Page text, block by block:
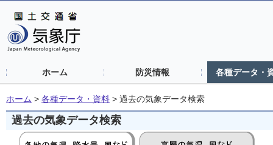
ホーム 防災情報 各種データ・
ホーム > 各種データ・資料 > 過去の気象データ検索
過去の気象データ検索